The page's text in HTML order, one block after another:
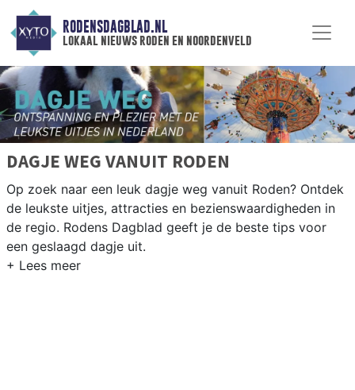
RODENSDAGBLAD.NL
lokaal nieuws roden en noordenveld
DAGJE WEG VANUIT RODEN
Op zoek naar een leuk dagje weg vanuit Roden? Ontdek
de leukste uitjes, attracties en bezienswaardigheden in
de regio. Rodens Dagblad geeft je de beste tips voor
een geslaagd dagje uit.